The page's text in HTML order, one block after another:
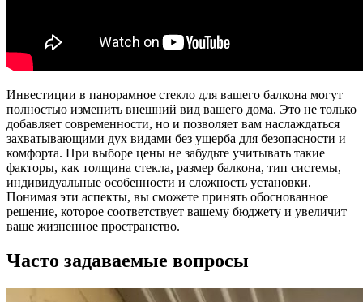
Инвестиции в панорамное стекло для вашего балкона могут
полностью изменить внешний вид вашего дома. Это не только
добавляет современности, но и позволяет вам наслаждаться
захватывающими дух видами без ущерба для безопасности и
комфорта. При выборе цены не забудьте учитывать такие
факторы, как толщина стекла, размер балкона, тип системы,
индивидуальные особенности и сложность установки.
Понимая эти аспекты, вы сможете принять обоснованное
решение, которое соответствует вашему бюджету и увеличит
ваше жизненное пространство.
Часто задаваемые вопросы